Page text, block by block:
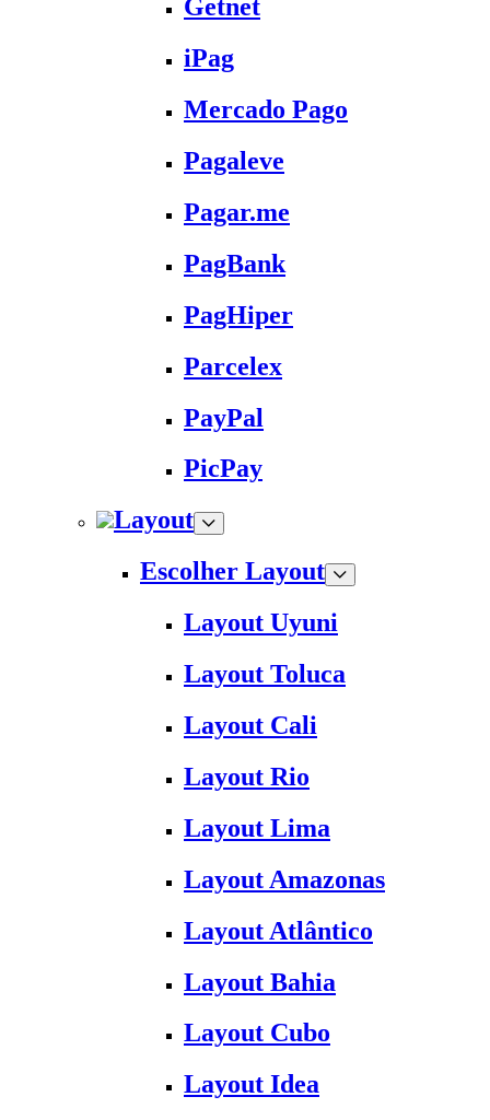
Getnet
iPag
Mercado Pago
Pagaleve
Pagar.me
PagBank
PagHiper
Parcelex
PayPal
PicPay
Layout
Escolher Layout
Layout Uyuni
Layout Toluca
Layout Cali
Layout Rio
Layout Lima
Layout Amazonas
Layout Atlântico
Layout Bahia
Layout Cubo
Layout Idea